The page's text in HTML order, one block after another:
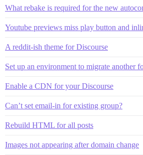
What rebake is required for the new
Youtube previews miss play button and
A reddit-ish theme for Discourse
Set up an environment to migrate another
Enable a CDN for your Discourse
Can’t set email-in for existing group?
Rebuild HTML for all posts
Images not appearing after domain change